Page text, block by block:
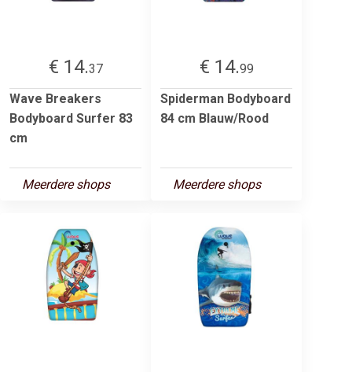
€ 14.37
Wave Breakers
Bodyboard Surfer 83
cm
Meerdere shops
€ 14.99
Spiderman Bodyboard
84 cm Blauw/Rood
Meerdere shops